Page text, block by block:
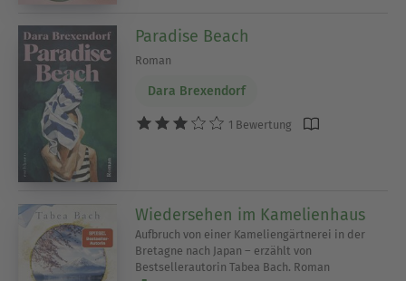
Paradise Beach
Roman
Dara Brexendorf
1 Bewertung
Wiedersehen im Kamelienhaus
Aufbruch von einer Kameliengärtnerei in der
Bretagne nach Japan – erzählt von
Bestsellerautorin Tabea Bach. Roman